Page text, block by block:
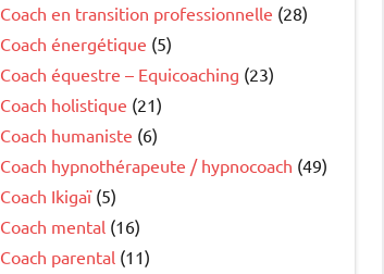
Coach en transition professionnelle (28)
Coach énergétique (5)
Coach équestre – Equicoaching (23)
Coach holistique (21)
Coach humaniste (6)
Coach hypnothérapeute / hypnocoach (49)
Coach Ikigaï(5)
Coach mental (16)
Coach parental (11)